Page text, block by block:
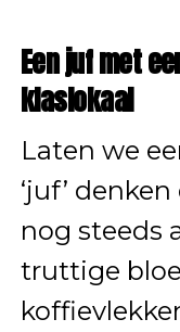
Een juf met
klaslokaal
Laten we
‘juf’
nog steeds
truttige